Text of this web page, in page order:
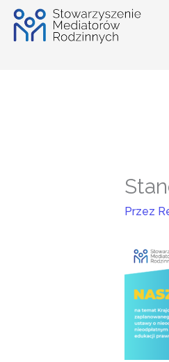
Przejdź
Przez